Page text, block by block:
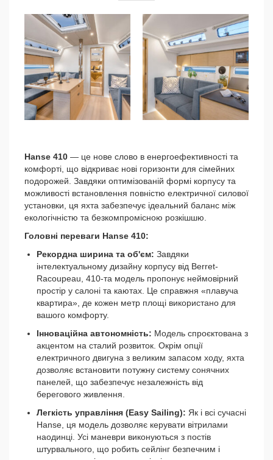
Hanse 410 — це нове слово в енергоефективності та
комфорті, що відкриває нові горизонти для сімейних
подорожей. Завдяки оптимізованій формі корпусу та
можливості встановлення повністю електричної силової
установки, ця яхта забезпечує ідеальний баланс між
екологічністю та безкомпромісною розкішшю.
Головні переваги Hanse 410:
Рекордна ширина та об'єм: Завдяки
інтелектуальному дизайну корпусу від Berret-
Racoupeau, 410-та модель пропонує неймовірний
простір у салоні та каютах. Це справжня «плавуча
квартира», де кожен метр площі використано для
вашого комфорту.
Інноваційна автономність: Модель спроєктована з
акцентом на сталий розвиток. Окрім опції
електричного двигуна з великим запасом ходу, яхта
дозволяє встановити потужну систему сонячних
панелей, що забезпечує незалежність від
берегового живлення.
Легкість управління (Easy Sailing): Як і всі сучасні
Hanse, ця модель дозволяє керувати вітрилами
наодинці. Усі маневри виконуються з постів
штурвального, що робить сейлінг безпечним і